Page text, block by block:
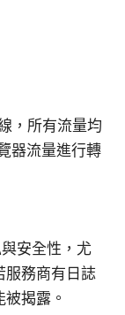
，所有流量均
器流量進行轉
安全性，尤
服務商有日誌
揭露。